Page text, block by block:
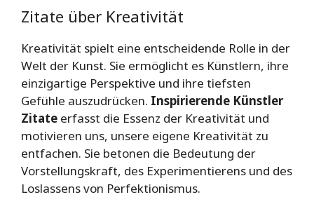
Zitate über Kreativität
Kreativität spielt eine entscheidende Rolle in der
Welt der Kunst. Sie ermöglicht es Künstlern, ihre
einzigartige Perspektive und ihre tiefsten
Gefühle auszudrücken. Inspirierende Künstler
Zitate erfasst die Essenz der Kreativität und
motivieren uns, unsere eigene Kreativität zu
entfachen. Sie betonen die Bedeutung der
Vorstellungskraft, des Experimentierens und des
Loslassens von Perfektionismus.